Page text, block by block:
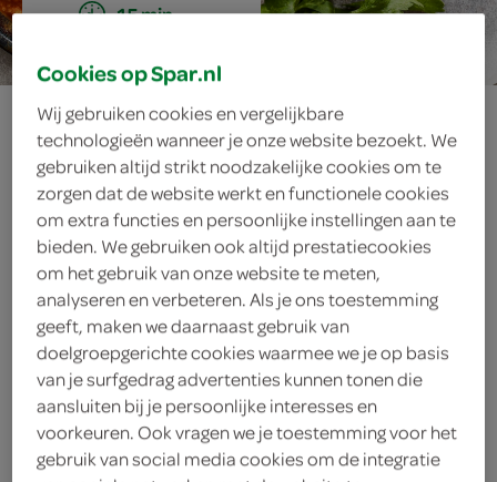
15 min.
paprikapesto met
ricotta
ingrediënten
3 eetlepels olijfolie extra vergine
50 gram ricotta
Cookies op Spar.nl
Wij gebruiken cookies en vergelijkbare
technologieën wanneer je onze website bezoekt. We
gebruiken altijd strikt noodzakelijke cookies om te
zorgen dat de website werkt en functionele cookies
om extra functies en persoonlijke instellingen aan te
bieden. We gebruiken ook altijd prestatiecookies
om het gebruik van onze website te meten,
analyseren en verbeteren. Als je ons toestemming
geeft, maken we daarnaast gebruik van
doelgroepgerichte cookies waarmee we je op basis
van je surfgedrag advertenties kunnen tonen die
aansluiten bij je persoonlijke interesses en
voorkeuren. Ook vragen we je toestemming voor het
gebruik van social media cookies om de integratie